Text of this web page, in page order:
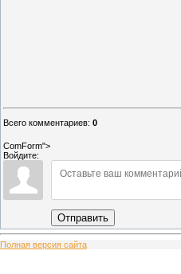
Всего комментариев: 0
ComForm">
Войдите:
Отправить
Полная версия сайта